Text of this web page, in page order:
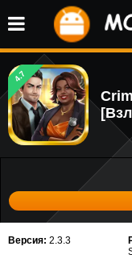
4.7
Версия: 2.3.3